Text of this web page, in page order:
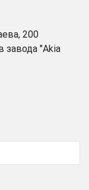
200
завода "Akia